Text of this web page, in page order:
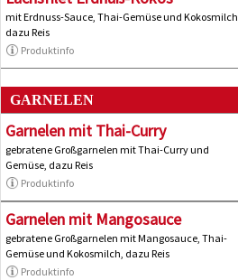
mit Erdnuss-Sauce, Thai-Gemüse und Kokosmilch,
dazu Reis
Produktinfo
GARNELEN
Garnelen mit Thai-Curry
gebratene Großgarnelen mit Thai-Curry und
Gemüse, dazu Reis
Produktinfo
Garnelen mit Mangosauce
gebratene Großgarnelen mit Mangosauce, Thai-
Gemüse und Kokosmilch, dazu Reis
Produktinfo